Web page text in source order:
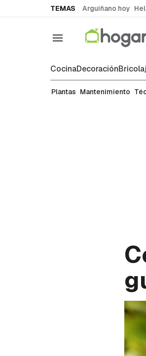
TEMAS Arguiñano hoy
Navegación
CocinaDecoración
Plantas
Plantas Mantenimiento